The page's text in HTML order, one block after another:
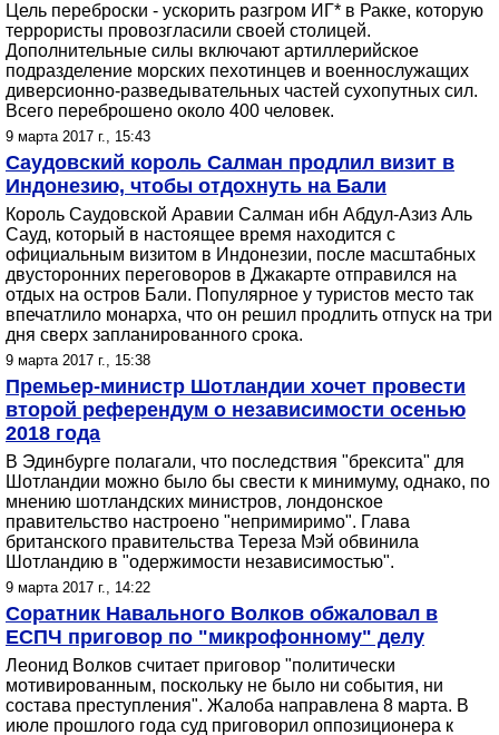
Цель переброски - ускорить разгром ИГ* в Ракке, которую
террористы провозгласили своей столицей.
Дополнительные силы включают артиллерийское
подразделение морских пехотинцев и военнослужащих
диверсионно-разведывательных частей сухопутных сил.
Всего переброшено около 400 человек.
9 марта 2017 г., 15:43
Саудовский король Салман продлил визит в
Индонезию, чтобы отдохнуть на Бали
Король Саудовской Аравии Салман ибн Абдул-Азиз Аль
Сауд, который в настоящее время находится с
официальным визитом в Индонезии, после масштабных
двусторонних переговоров в Джакарте отправился на
отдых на остров Бали. Популярное у туристов место так
впечатлило монарха, что он решил продлить отпуск на три
дня сверх запланированного срока.
9 марта 2017 г., 15:38
Премьер-министр Шотландии хочет провести
второй референдум о независимости осенью
2018 года
В Эдинбурге полагали, что последствия "брексита" для
Шотландии можно было бы свести к минимуму, однако, по
мнению шотландских министров, лондонское
правительство настроено "непримиримо". Глава
британского правительства Тереза Мэй обвинила
Шотландию в "одержимости независимостью".
9 марта 2017 г., 14:22
Соратник Навального Волков обжаловал в
ЕСПЧ приговор по "микрофонному" делу
Леонид Волков считает приговор "политически
мотивированным, поскольку не было ни события, ни
состава преступления". Жалоба направлена 8 марта. В
июле прошлого года суд приговорил оппозиционера к